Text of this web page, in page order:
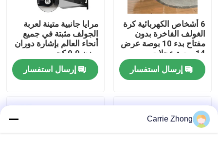
اتصل بنا
أخبار
مرايا جانبية لعربة الجولف
أغطية عجلات عربة الجولف
لوحة القيادة عربة الجولف
6 أشخاص الكهربائية كرة
الغولف الفاخرة بدون
مفتاح بدء 10 بوصة عرض
14 بوصة عجلات
إرسال استفسار
مرايا جانبية متينة لعربة
الجولف مثبتة في جميع
أنحاء العالم بإشارة دوران
بوزن 0.9 كجم
إرسال استفسار
Carrie Zhong